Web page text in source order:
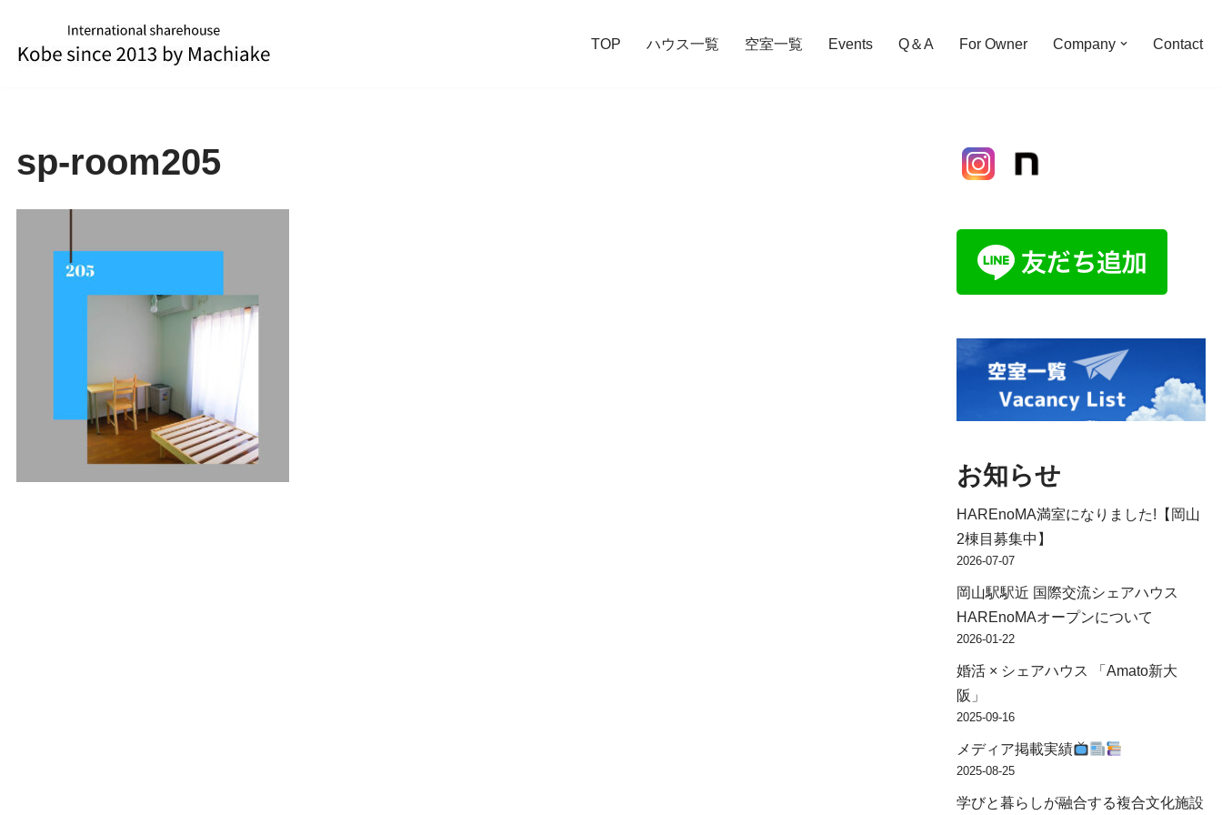
コ
へ
TOP ハウス一覧 空室一覧 Events Q＆A For Owner Company Contact
sp-room205
お知らせ
HAREnoMA満室になりました!【岡山
2棟目募集中】
2026-07-07
岡山駅駅近 国際交流シェアハウス
HAREnoMAオープンについて
2026-01-22
婚活 × シェアハウス 「Amato新大
阪」
2025-09-16
メディア掲載実績
2025-08-25
学びと暮らしが融合する複合文化施設